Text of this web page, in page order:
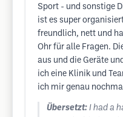
Sport - und sonstige
ist es super
freundlich, nett und
Ohr für alle Fragen.
aus und die Geräte
ich eine Klinik und
ich mir genau
Übersetzt: I had a